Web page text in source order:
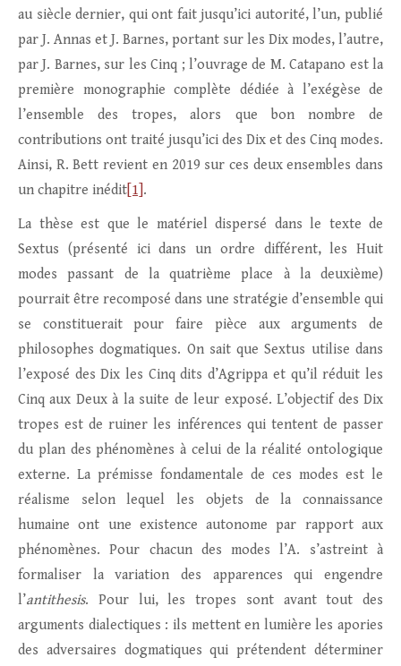
au siècle dernier, qui ont fait jusqu’ici autorité, l’un, publié
par J. Annas et J. Barnes, portant sur les Dix modes, l’autre,
par J. Barnes, sur les Cinq ; l’ouvrage de M. Catapano est la
première monographie complète dédiée à l’exégèse de
l’ensemble des tropes, alors que bon nombre de
contributions ont traité jusqu’ici des Dix et des Cinq modes.
Ainsi, R. Bett revient en 2019 sur ces deux ensembles dans
un chapitre inédit [1] .
La thèse est que le matériel dispersé dans le texte de
Sextus (présenté ici dans un ordre différent, les Huit
modes passant de la quatrième place à la deuxième)
pourrait être recomposé dans une stratégie d’ensemble qui
se constituerait pour faire pièce aux arguments de
philosophes dogmatiques. On sait que Sextus utilise dans
l’exposé des Dix les Cinq dits d’Agrippa et qu’il réduit les
Cinq aux Deux à la suite de leur exposé. L’objectif des Dix
tropes est de ruiner les inférences qui tentent de passer
du plan des phénomènes à celui de la réalité ontologique
externe. La prémisse fondamentale de ces modes est le
réalisme selon lequel les objets de la connaissance
humaine ont une existence autonome par rapport aux
phénomènes. Pour chacun des modes l’A. s’astreint à
formaliser la variation des apparences qui engendre
l’antithesis. Pour lui, les tropes sont avant tout des
arguments dialectiques : ils mettent en lumière les apories
des adversaires dogmatiques qui prétendent déterminer